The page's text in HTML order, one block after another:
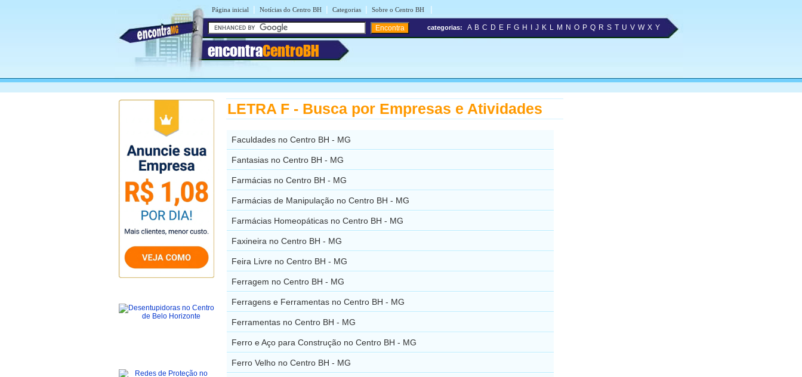
Página inicial | Notícias do Centro BH | Categorias | Sobre o Centro BH |
encontraCentroBH
categorias: A B C D E F G H J K L M N O P Q R S T U V W X Y
LETRA F - Busca por Empresas e Atividades
Faculdades no Centro BH - MG
Fantasias no Centro BH - MG
Farmácias no Centro BH - MG
Farmácias de Manipulação no Centro BH - MG
Farmácias Homeopáticas no Centro BH - MG
Faxineira no Centro BH - MG
Feira Livre no Centro BH - MG
Ferragem no Centro BH - MG
Ferragens e Ferramentas no Centro BH - MG
Ferramentas no Centro BH - MG
Ferro e Aço para Construção no Centro BH - MG
Ferro Velho no Centro BH - MG